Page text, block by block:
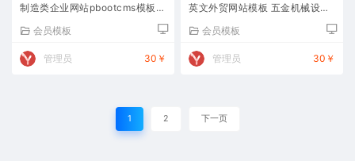
制造类企业网站pbootcms模板
会员模板
管理员 30￥
英文外贸网站模板 五金机械设备
会员模板
管理员 30￥
1 2 下一页